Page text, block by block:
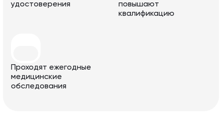
удостоверения
повышают
квалификацию
Проходят ежегодные
медицинские
обследования